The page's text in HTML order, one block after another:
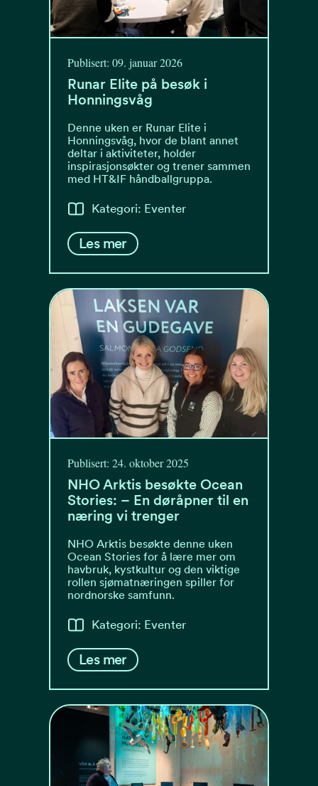
Publisert: 09. januar 2026
Runar Elite på besøk i
Honningsvåg
Denne uken er Runar Elite i
Honningsvåg, hvor de blant annet
deltar i aktiviteter, holder
inspirasjonsøkter og trener sammen
med HT&IF håndballgruppa.
Kategori: Eventer
Les mer
Publisert: 24. oktober 2025
NHO Arktis besøkte Ocean
Stories: – En døråpner til en
næring vi trenger
NHO Arktis besøkte denne uken
Ocean Stories for å lære mer om
havbruk, kystkultur og den viktige
rollen sjømatnæringen spiller for
nordnorske samfunn.
Kategori: Eventer
Les mer